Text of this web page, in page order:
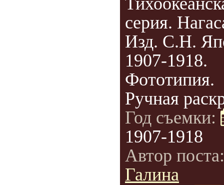
серия.
Изд. С.Н.
1907-1918.
Фототипия.
Ручная
Год съемки:
1907-1918
Автор
Галина